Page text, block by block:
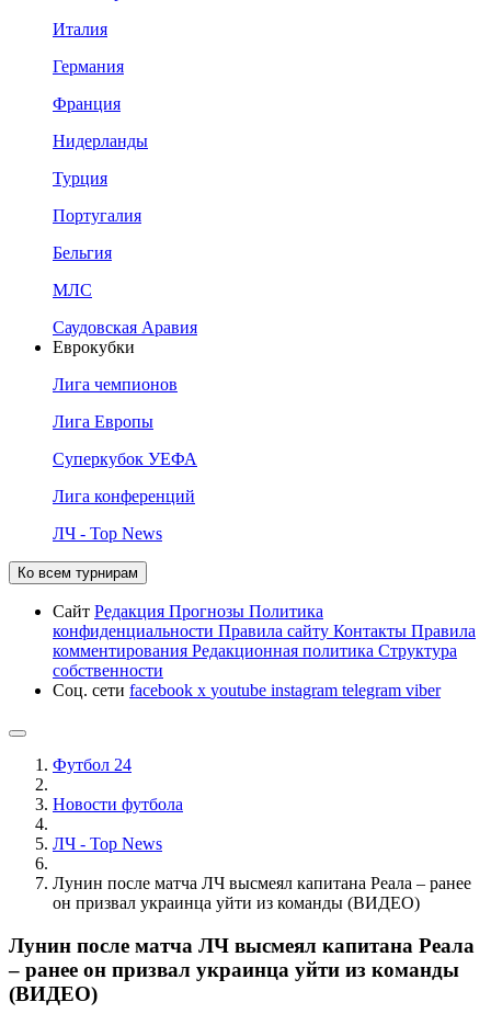
Италия
Германия
Франция
Нидерланды
Турция
Португалия
Бельгия
МЛС
Саудовская Аравия
Еврокубки
Лига чемпионов
Лига Европы
Суперкубок УЕФА
Лига конференций
ЛЧ - Top News
Ко всем турнирам
Сайт Редакция Прогнозы Политика
конфиденциальности Правила сайту Контакты Правила
комментирования Редакционная политика Структура
собственности
Соц. сети facebook x youtube instagram telegram viber
Футбол 24
Новости футбола
ЛЧ - Top News
Лунин после матча ЛЧ высмеял капитана Реала – ранее
он призвал украинца уйти из команды (ВИДЕО)
Лунин после матча ЛЧ высмеял капитана Реала
– ранее он призвал украинца уйти из команды
(ВИДЕО)